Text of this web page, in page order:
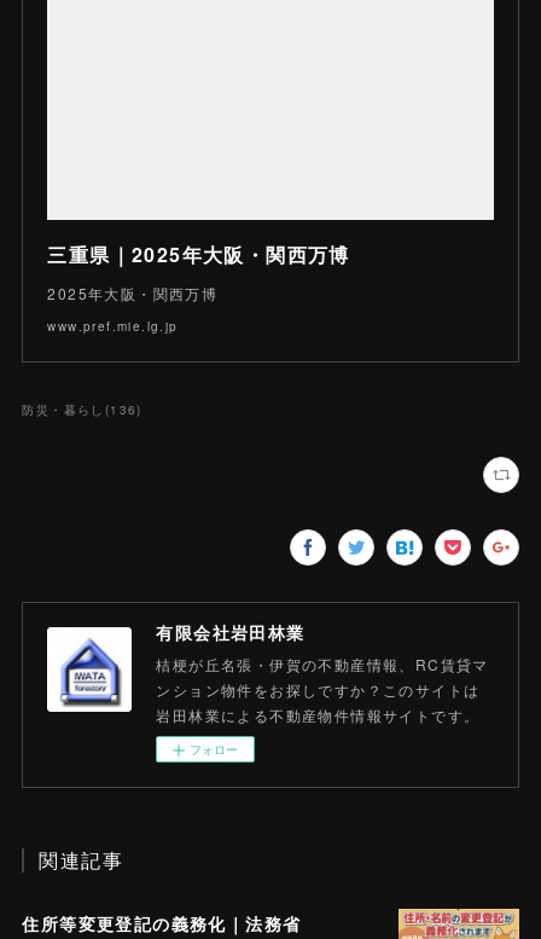
三重県｜2025年大阪・関西万博
2025年大阪・関西万博
www.pref.mie.lg.jp
防災・暮らし (136)
有限会社岩田林業
桔梗が丘名張・伊賀の不動産情報、RC賃貸マ
ンション物件をお探しですか？このサイトは
岩田林業による不動産物件情報サイトです。
フォロー
関連記事
住所等変更登記の義務化｜法務省